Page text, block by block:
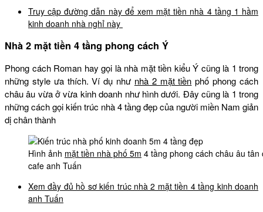
Truy cập đường dẫn này để xem mặt tiền nhà 4 tầng 1 hầm
kinh doanh nhà nghỉ này
Nhà 2 mặt tiền 4 tầng phong cách Ý
Phong cách Roman hay gọi là nhà mặt tiền kiểu Ý cũng là 1 trong
những style ưa thích. Ví dụ như nhà 2 mặt tiền phố phong cách
châu âu vừa ở vừa kinh doanh như hình dưới. Đây cũng là 1 trong
những cách gọi kiến trúc nhà 4 tầng đẹp của người miền Nam giản
dị chân thành
Hình ảnh mặt tiền nhà phố 5m 4 tầng phong cách châu âu
cafe anh Tuấn
Xem đầy đủ hồ sơ kiến trúc nhà 2 mặt tiền 4 tầng kinh doanh
anh Tuấn